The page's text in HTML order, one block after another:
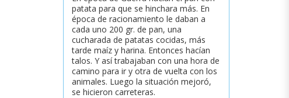
patata para que se hinchara más. En
época de racionamiento le daban a
cada uno 200 gr. de pan, una
cucharada de patatas cocidas, más
tarde maíz y harina. Entonces hacían
talos. Y así trabajaban con una hora de
camino para ir y otra de vuelta con los
animales. Luego la situación mejoró,
se hicieron carreteras.